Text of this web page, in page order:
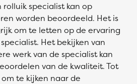
specialist kan op
worden beoordeeld. Het is
om te letten op de ervaring
Het bekijken van
werk van de specialist kan
van de kwaliteit. Tot
te kijken naar de